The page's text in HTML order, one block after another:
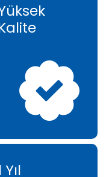
Yıl